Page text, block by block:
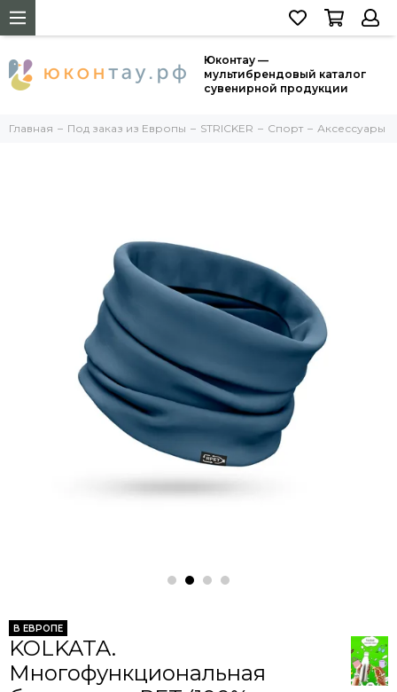
Юконтау —
мультибрендовый каталог
сувенирной продукции
Главная Под заказ из Европы STRICKER Спорт Аксессуары
В ЕВРОПЕ
KOLKATA.
Многофункциональная